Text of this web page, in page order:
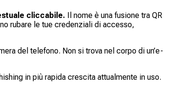
cliccabile. Il nome è una fusione tra QR
rubare le tue credenziali di accesso,
del telefono. Non si trova nel corpo di un’e-
in più rapida crescita attualmente in uso.